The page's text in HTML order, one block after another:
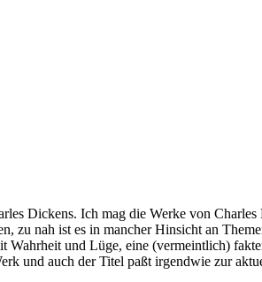
Dickens. Ich mag die Werke von
zu nah ist es in mancher Hinsicht an
und Lüge, eine (vermeintlich)
und auch der Titel paßt irgendwie zur